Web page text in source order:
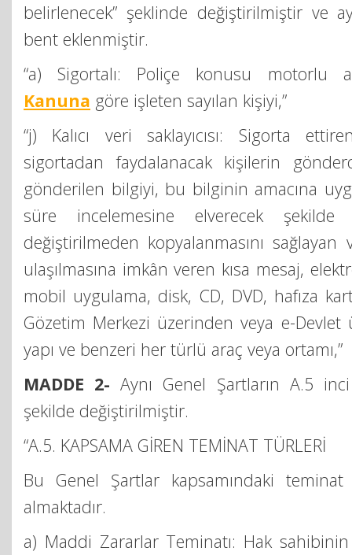
belirlenecek” şeklinde değiştirilmiştir ve
bent eklenmiştir.
“a) Sigortalı: Poliçe konusu motorlu
Kanuna göre işleten sayılan kişiyi,”
“j) Kalıcı veri saklayıcısı: Sigorta
sigortadan faydalanacak kişilerin
gönderilen bilgiyi, bu bilginin amacına
süre incelemesine elverecek şekilde
değiştirilmeden kopyalanmasını
ulaşılmasına imkân veren kısa mesaj,
mobil uygulama, disk, CD, DVD, hafıza
Gözetim Merkezi üzerinden veya e-Devlet
yapı ve benzeri her türlü araç veya ortamı,”
MADDE 2- Aynı Genel Şartların A.5
şekilde değiştirilmiştir.
“A.5. KAPSAMA GİREN TEMİNAT TÜRLERİ
Bu Genel Şartlar kapsamındaki
almaktadır.
a) Maddi Zararlar Teminatı: Hak